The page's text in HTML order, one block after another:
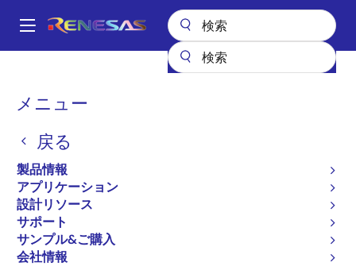
ン
Main
メニュー
戻る
製品情報
アプリケーション
設計リソース
サポート
サンプル&ご購入
会社情報
パ
く
ず
RS-485/422、RS-232、お
よびマルチプロトコルトラ
ンシーバ